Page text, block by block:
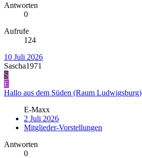
Antworten
0
Aufrufe
124
10 Juli 2026
Sascha1971
S
E
Hallo aus dem Süden (Raum Ludwigsburg)
E-Maxx
2 Juli 2026
Mitglieder-Vorstellungen
Antworten
0